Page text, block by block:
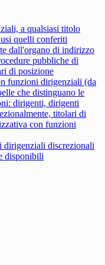
a qualsiasi titolo
quelli conferiti
dall'organo di indirizzo
pubbliche di
di posizione
funzioni dirigenziali (da
che distinguano le
dirigenti, dirigenti
titolari di
con funzioni
dirigenziali discrezionali
disponibili